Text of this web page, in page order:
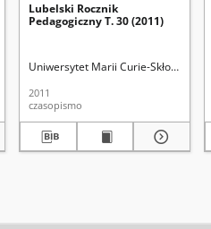
(Lublin). Wydział Pedagogiki i
Lubelski Rocznik
Pedagogiczny T. 30 (2011)
Uniwersytet Marii Curie-
2011
czasopismo